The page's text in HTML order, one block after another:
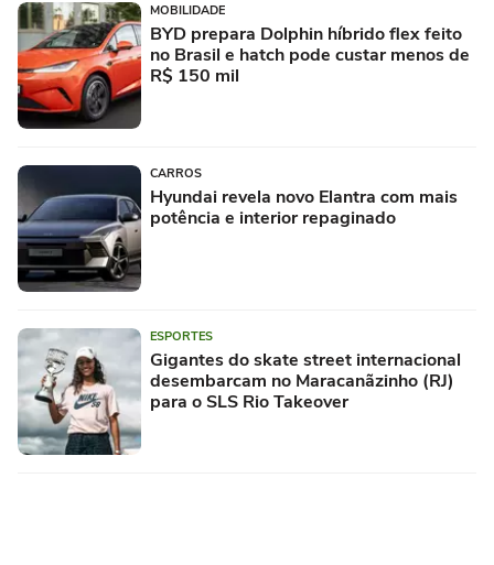
MOBILIDADE
BYD prepara Dolphin híbrido flex feito
no Brasil e hatch pode custar menos de
R$ 150 mil
CARROS
Hyundai revela novo Elantra com mais
potência e interior repaginado
ESPORTES
Gigantes do skate street internacional
desembarcam no Maracanãzinho (RJ)
para o SLS Rio Takeover